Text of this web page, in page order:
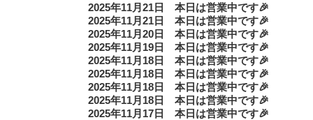
2025年11月21日 本日は営業中です🎉
2025年11月21日 本日は営業中です🎉
2025年11月20日 本日は営業中です🎉
2025年11月19日 本日は営業中です🎉
2025年11月18日 本日は営業中です🎉
2025年11月18日 本日は営業中です🎉
2025年11月18日 本日は営業中です🎉
2025年11月18日 本日は営業中です🎉
2025年11月17日 本日は営業中です🎉